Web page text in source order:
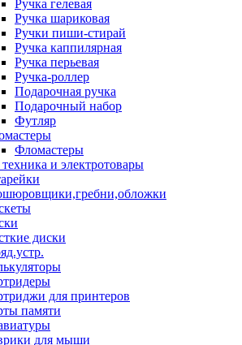
Ручка гелевая
Ручка шариковая
Ручки пиши-стирай
Ручка каппилярная
Ручка перьевая
Ручка-роллер
Подарочная ручка
Подарочный набор
Футляр
Фломастеры
и электротовары
диски
для принтеров
памяти
для мыши